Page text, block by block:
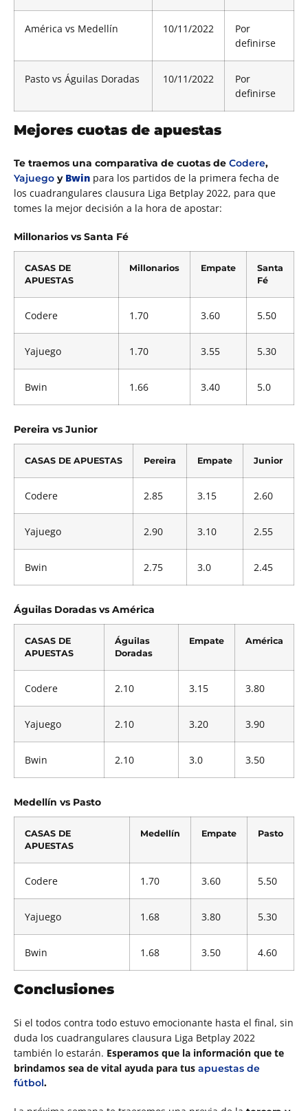
América vs Medellín 10/11/2022
Por
definirse
Pasto vs Águilas Doradas 10/11/2022
Por
definirse
Mejores cuotas de apuestas
Te traemos una comparativa de cuotas de Codere,
Yajuego y Bwin para los partidos de la primera fecha de
los cuadrangulares clausura Liga Betplay 2022, para que
tomes la mejor decisión a la hora de apostar:
Millonarios vs Santa Fé
CASAS DE
APUESTAS
Millonarios Empate
Santa
Fé
Codere 1.70 3.60 5.50
Yajuego 1.70 3.55 5.30
Bwin 1.66 3.40 5.0
Pereira vs Junior
CASAS DE APUESTAS Pereira Empate Junior
Codere 2.85 3.15 2.60
Yajuego 2.90 3.10 2.55
Bwin 2.75 3.0 2.45
Águilas Doradas vs América
CASAS DE
APUESTAS
Águilas
Doradas
Empate América
Codere 2.10 3.15 3.80
Yajuego 2.10 3.20 3.90
Bwin 2.10 3.0 3.50
Medellín vs Pasto
CASAS DE
APUESTAS
Medellín Empate Pasto
Codere 1.70 3.60 5.50
Yajuego 1.68 3.80 5.30
Bwin 1.68 3.50 4.60
Conclusiones
Si el todos contra todo estuvo emocionante hasta el final, sin
duda los cuadrangulares clausura Liga Betplay 2022
también lo estarán. Esperamos que la información que te
brindamos sea de vital ayuda para tus apuestas de
fútbol.